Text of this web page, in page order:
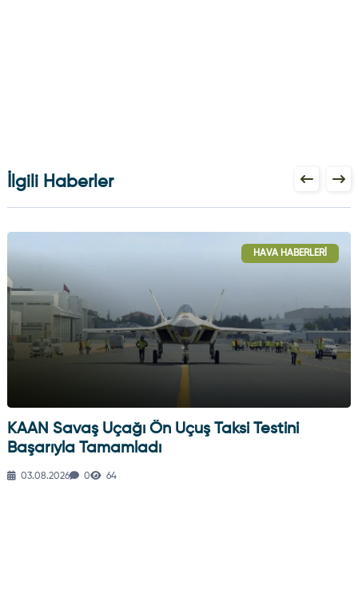
İlgili Haberler
HAVA HABERLERI
KAAN Savaş Uçağı Ön Uçuş Taksi Testini
Başarıyla Tamamladı
03.08.2026 0 64